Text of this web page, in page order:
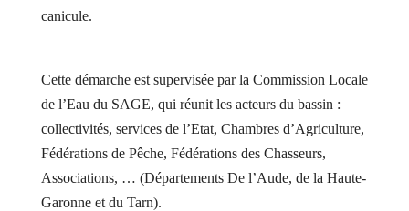
canicule.
Cette démarche est supervisée par la Commission Locale
de l’Eau du SAGE, qui réunit les acteurs du bassin :
collectivités, services de l’Etat, Chambres d’Agriculture,
Fédérations de Pêche, Fédérations des Chasseurs,
Associations, … (Départements De l’Aude, de la Haute-
Garonne et du Tarn).